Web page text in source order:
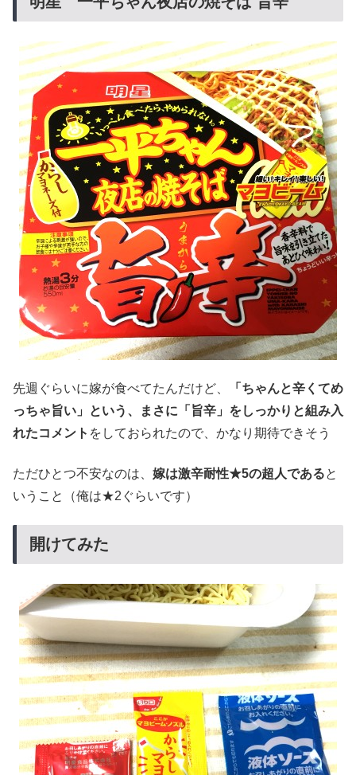
先週ぐらいに嫁が食べてたんだけど、
「ちゃんと辛くてめ
っちゃ旨い」という、まさに「旨辛」をしっかりと組み入
れたコメント をしておられたので、かなり期待できそう
ただひとつ不安なのは、 嫁は激辛耐性★5の超人であると
いうこと（俺は★2ぐらいです）
開けてみた